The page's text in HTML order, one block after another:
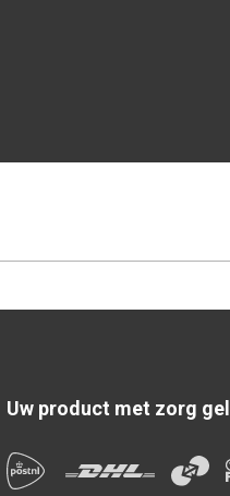
Uw product met zorg